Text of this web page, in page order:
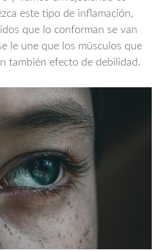
este tipo de inflamación,
que lo conforman se van
le une que los músculos que
también efecto de debilidad.